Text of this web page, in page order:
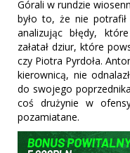
Górali w rundzie
było to, że nie
analizując błędy,
załatał dziur, które
czy Piotra Pyrdoła.
kierownicą, nie
do swojego
coś drużynie w
pozamiatane.